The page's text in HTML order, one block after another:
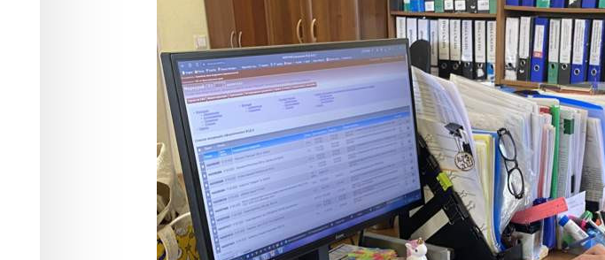
Экономика
29.08.2023 16:08
6167